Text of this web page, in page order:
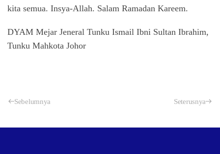
kita semua. Insya-Allah. Salam Ramadan Kareem.
DYAM Mejar Jeneral Tunku Ismail Ibni Sultan Ibrahim,
Tunku Mahkota Johor
Sebelumnya Seterusnya